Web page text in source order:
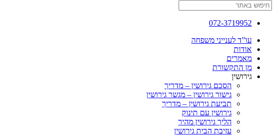
072-3719952
עו”ד לענייני משפחה
אודות
מאמרים
מן התקשורת
גירושין
הסכם גירושין – מדריך
גישור גירושין – מגשר גירושין
תביעת גירושין – מדריך
גירושין עם תינוק
הליך גירושין מהיר
עזיבת הבית גירושין